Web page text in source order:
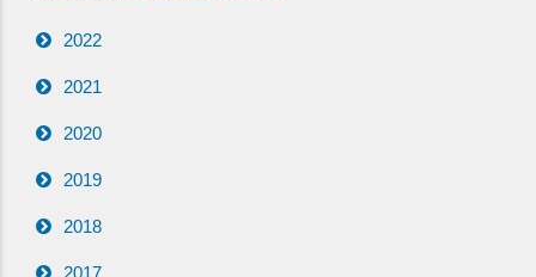
2022
2021
2020
2019
2018
2017